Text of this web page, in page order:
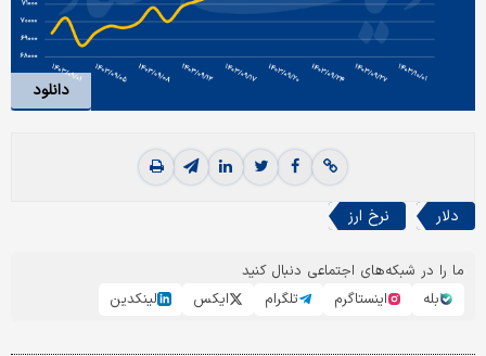
دانلود
دلار نرخ ارز
ما را در شبکه‌های اجتماعی دنبال کنید
بله
اینستاگرم تلگرام ایکس لینکدین